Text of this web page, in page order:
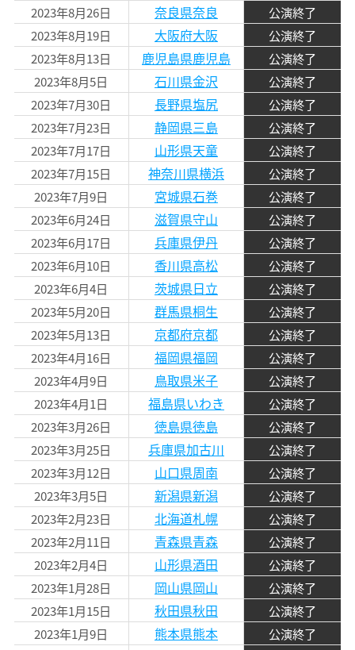
2023年8月26日
奈良県奈良
公演終了
2023年8月19日
大阪府大阪
公演終了
2023年8月13日
鹿児島県鹿児島
公演終了
2023年8月5日
石川県金沢
公演終了
2023年7月30日
長野県塩尻
公演終了
2023年7月23日
静岡県三島
公演終了
2023年7月17日
山形県天童
公演終了
2023年7月15日
神奈川県横浜
公演終了
2023年7月9日
宮城県石巻
公演終了
2023年6月24日
滋賀県守山
公演終了
2023年6月17日
兵庫県伊丹
公演終了
2023年6月10日
香川県高松
公演終了
2023年6月4日
茨城県日立
公演終了
2023年5月20日
群馬県桐生
公演終了
2023年5月13日
京都府京都
公演終了
2023年4月16日
福岡県福岡
公演終了
2023年4月9日
鳥取県米子
公演終了
2023年4月1日
福島県いわき
公演終了
2023年3月26日
徳島県徳島
公演終了
2023年3月25日
兵庫県加古川
公演終了
2023年3月12日
山口県周南
公演終了
2023年3月5日
新潟県新潟
公演終了
2023年2月23日
北海道札幌
公演終了
2023年2月11日
青森県青森
公演終了
2023年2月4日
山形県酒田
公演終了
2023年1月28日
岡山県岡山
公演終了
2023年1月15日
秋田県秋田
公演終了
2023年1月9日
熊本県熊本
公演終了